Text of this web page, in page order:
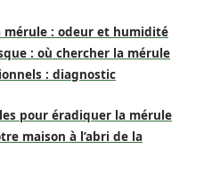
mérule : odeur et humidité
: où chercher la mérule
: diagnostic
pour éradiquer la mérule
maison à l’abri de la